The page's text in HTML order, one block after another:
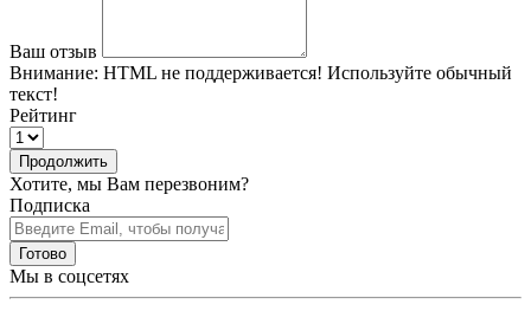
Ваш отзыв
Внимание: HTML не поддерживается! Используйте обычный
текст!
Рейтинг
Продолжить
Хотите, мы Вам перезвоним?
Подписка
Готово
Мы в соцсетях